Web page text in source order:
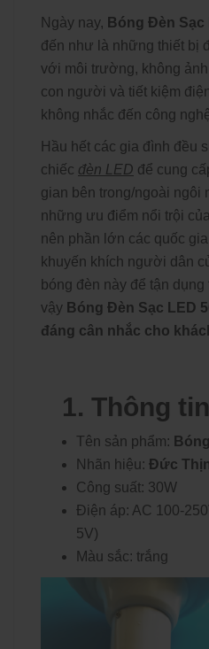
Ngày nay, Bóng Đèn Sạc
đến như là những thiết bị
với môi trường, không
con người và tiết kiệm
không nhắc đến công
Hầu hết các gia đình đều
chiếc đèn LED để cung
gian bên trong/ngoài ngôi
những ưu điểm nổi trội
nên phần lớn các quốc
khuyến khích người dân
bóng đèn này để tận
vậy Bóng Đèn Sạc LED
đáng cân nhắc cho
1. Thông
Tên sản phẩm:
Nhãn hiệu: Đức
Công suất: 30W
Điện áp: AC 100-
5V)
Màu sắc: trắng